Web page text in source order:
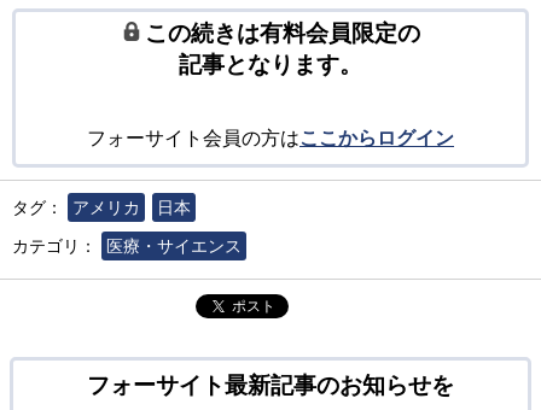
この続きは有料会員限定の
記事となります。
フォーサイト会員の方はここからログイン
タグ： アメリカ
日本
カテゴリ：
医療・サイエンス
ポスト
フォーサイト最新記事のお知らせを